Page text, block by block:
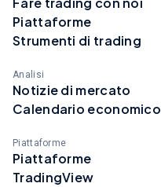
Piattaforme
Strumenti di trading
Analisi
Notizie di mercato
Calendario economico
Piattaforme
Piattaforme
TradingView